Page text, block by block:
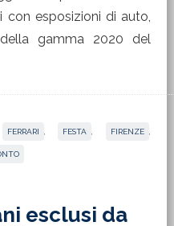
con esposizioni di auto,
gamma 2020 del
FERRARI FESTA FIRENZE
esclusi da